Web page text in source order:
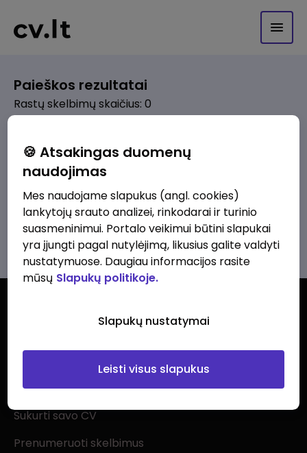
Paieškos rezultatai
Rastų skelbimų skaičius: 0
Pagal pasirinktus kriterijus skelbimų
nerasta. Pakoreguokite paiešką ir
bandykite dar kartą.
Žiūrėti visus skelbimus
Ieškantiems darbo
Visi darbo skelbimai
Sukurti savo CV
Prenumeruoti skelbimus
🍪 Atsakingas duomenų
naudojimas
Mes naudojame slapukus (angl. cookies)
lankytojų srauto analizei, rinkodarai ir turinio
suasmeninimui. Portalo veikimui būtini slapukai
yra įjungti pagal nutylėjimą, likusius galite valdyti
nustatymuose. Daugiau informacijos rasite
mūsų Slapukų politikoje.
Slapukų nustatymai
Leisti visus slapukus